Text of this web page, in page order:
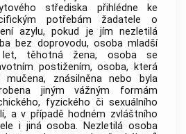
střediska přihlédne ke
potřebám žadatele o
azylu, pokud je jím nezletilá
bez doprovodu, osoba mladší
těhotná žena, osoba se
postižením, osoba, která
mučena, znásilněna nebo byla
jiným vážným formám
fyzického či sexuálního
a v případě hodném zvláštního
i jiná osoba. Nezletilá osoba